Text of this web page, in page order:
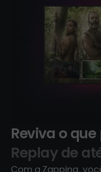
Reviva o
Replay de
Com a Zapping,